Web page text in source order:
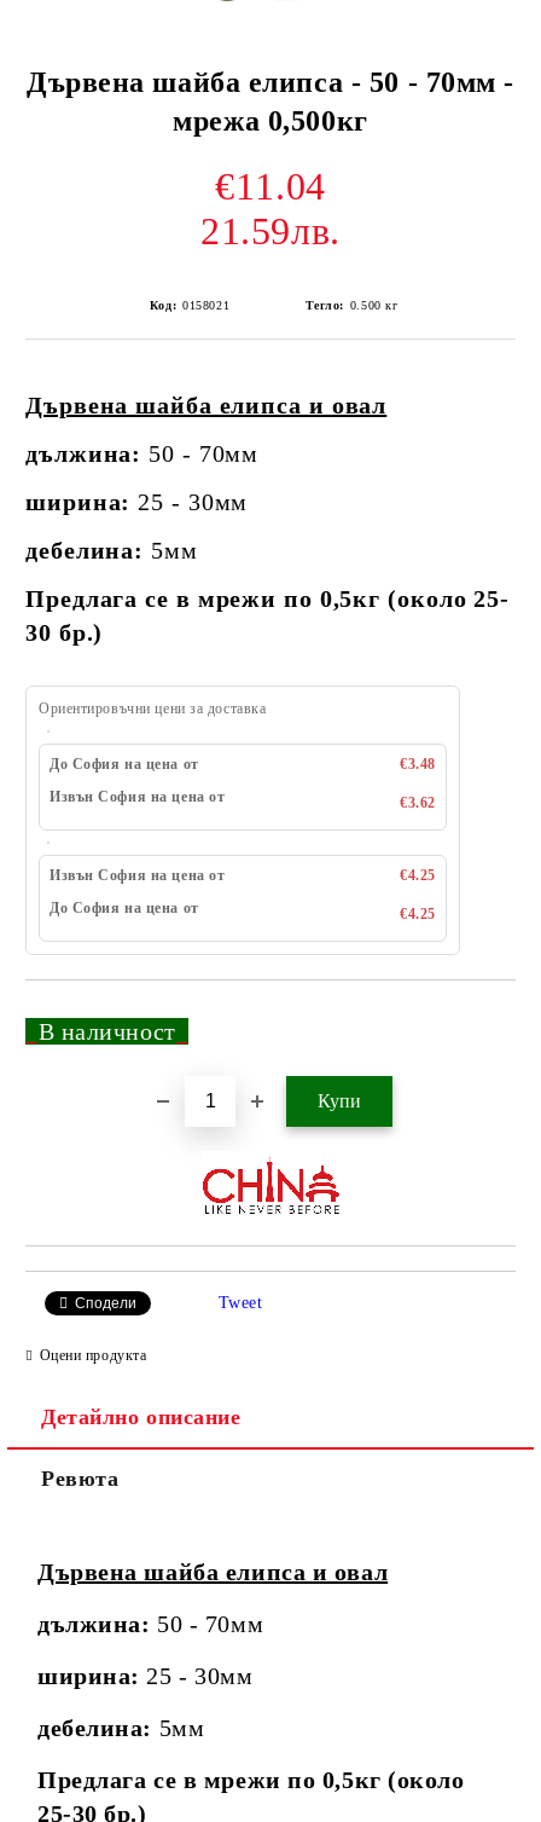
Дървена шайба елипса - 50 - 70мм -
мрежа 0,500кг
€11.04
21.59лв.
Код: 0158021 Тегло: 0.500 кг
Дървена шайба елипса и овал
дължина: 50 - 70мм
ширина: 25 - 30мм
дебелина: 5мм
Предлага се в мрежи по 0,5кг (около 25-
30 бр.)
Ориентировъчни цени за доставка
До София на цена от
€3.48
Извън София на цена от
€3.62
Извън София на цена от
€4.25
До София на цена от
€4.25
В наличност
Сподели Tweet
Оцени продукта
Детайлно описание
Ревюта
Дървена шайба елипса и овал
дължина: 50 - 70мм
ширина: 25 - 30мм
дебелина: 5мм
Предлага се в мрежи по 0,5кг (около
25-30 бр.)